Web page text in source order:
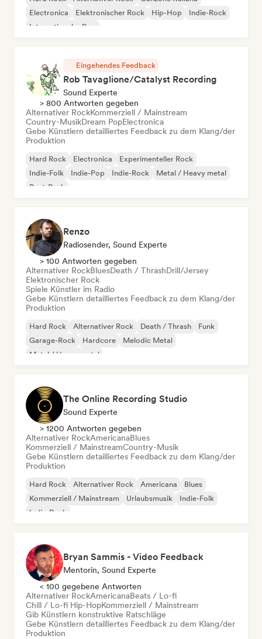
Electronica
Elektronischer Rock Hip-Hop
Indie-Rock
Internationaler Pop
Eingehendes Feedback
Rob Tavaglione/Catalyst Recording
Sound Experte
> 800 Antworten gegeben
Alternativer RockKommerziell / Mainstream
Country-MusikDream PopElectronica
Gebe Künstlern detailliertes Feedback zu dem Klang/der
Produktion
Hard Rock Electronica
Experimenteller Rock
Indie-Folk
Indie-Pop Indie-Rock
Metal / Heavy metal
Post-Punk
Renzo
Radiosender, Sound Experte
> 100 Antworten gegeben
Alternativer RockBluesDeath / ThrashDrill/Jersey
Elektronischer Rock
Spiele Künstler im Radio
Gebe Künstlern detailliertes Feedback zu dem Klang/der
Produktion
Hard Rock Alternativer Rock Death / Thrash
Funk
Garage-Rock
Hardcore
Melodic Metal
Metal / Heavy metal
The Online Recording Studio
Sound Experte
> 1200 Antworten gegeben
Alternativer RockAmericanaBlues
Kommerziell / MainstreamCountry-Musik
Gebe Künstlern detailliertes Feedback zu dem Klang/der
Produktion
Hard Rock Alternativer Rock Americana
Blues
Kommerziell / Mainstream
Urlaubsmusik
Indie-Folk
Indie-Rock
Bryan Sammis - Video Feedback
Mentorin, Sound Experte
< 100 gegebene Antworten
Alternativer RockAmericanaBeats / Lo-fi
Chill / Lo-fi Hip-HopKommerziell / Mainstream
Gib Künstlern konstruktive Ratschläge
Gebe Künstlern detailliertes Feedback zu dem Klang/der
Produktion